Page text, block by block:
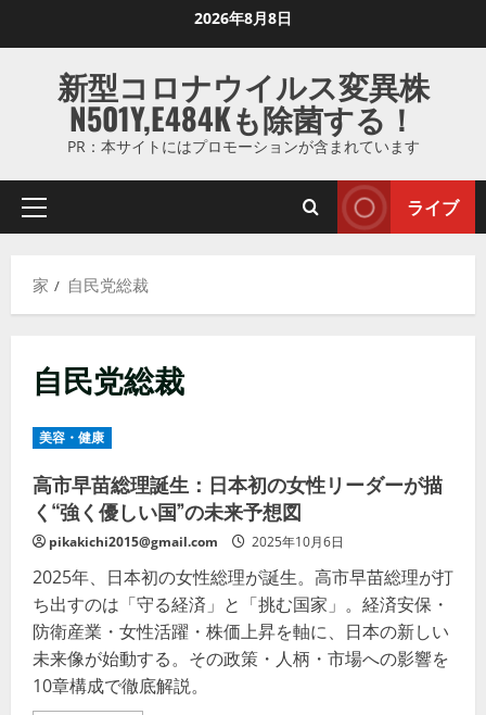
ス
ッ
ま
2026年8月8日
新型コロナウイルス変異株
N501Y,E484Kも除菌する！
PR：本サイトにはプロモーションが含まれています
プ
マ
ニ
ュ
ー
ライブ
家 自民党総裁
自民党総裁
美容・健康
高市早苗総理誕生：日本初の女性リーダーが描
く“強く優しい国”の未来予想図
pikakichi2015@gmail.com 2025年10月6日
2025年、日本初の女性総理が誕生。高市早苗総理が打
ち出すのは「守る経済」と「挑む国家」。経済安保・
防衛産業・女性活躍・株価上昇を軸に、日本の新しい
未来像が始動する。その政策・人柄・市場への影響を
10章構成で徹底解説。